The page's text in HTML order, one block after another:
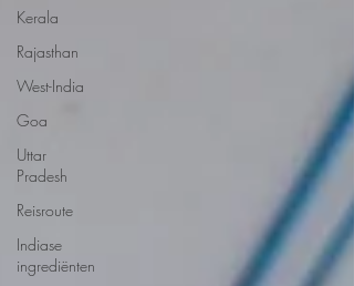
Kerala
Rajasthan
West-India
Goa
Uttar
Pradesh
Reisroute
Indiase
ingrediënten